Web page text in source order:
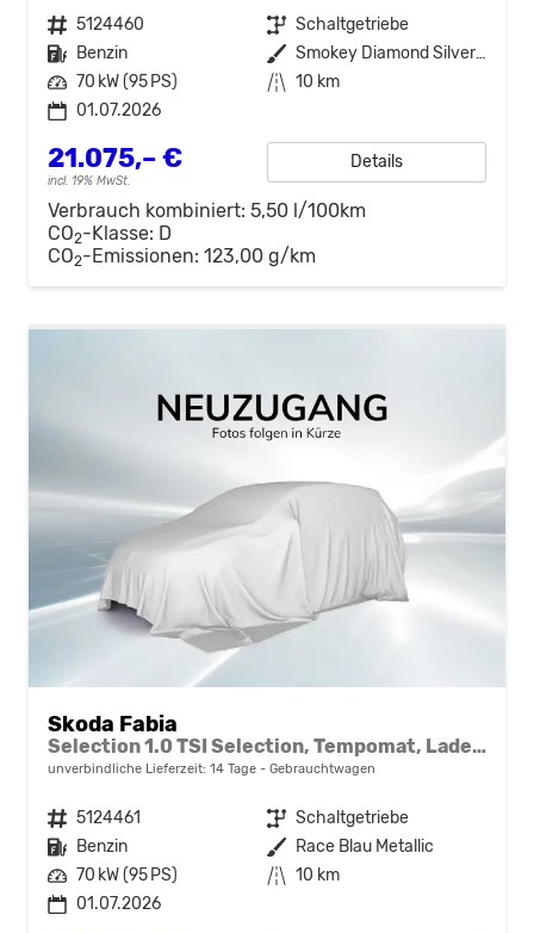
Fahrzeugnr. 5124460 Getriebe Schaltgetriebe
Kraftstoff Benzin Außenfarbe
Smokey Diamond Silver Metallic
Leistung 70 kW (95 PS) Kilometerstand 10 km
01.07.2026
21.075,– €
incl. 19% MwSt.
Details
Verbrauch kombiniert: 5,50 l/100km
CO2-Klasse: D
CO2-Emissionen: 123,00 g/km
Skoda Fabia
Selection 1.0 TSI Selection, Tempomat, Ladeboden, Park, Winterpaket, SmartLink, 4-J Garantie
unverbindliche Lieferzeit: 14 Tage Gebrauchtwagen
Fahrzeugnr. 5124461 Getriebe Schaltgetriebe
Kraftstoff Benzin Außenfarbe Race Blau Metallic
Leistung 70 kW (95 PS) Kilometerstand 10 km
01.07.2026